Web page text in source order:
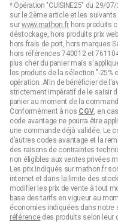
* Opération "CUISINE25" du 29/
sur le 2ème article et les suivants
sur www.mathon.frhors produits
déstockage, hors produits prix
hors frais de port, hors marques
hors références 740012 et
plus cher du panier mais
les produits de la sélection "-25%
opération. Afin de bénéficier de
strictement impératif de le saisir
panier au moment de la
Conformément à nos CGV, en
code avantage ne pourra être
une commande déjà validée. Le
d’autres codes avantage et la
des raisons de contraintes
non éligibles aux ventes privées
Les prix indiqués sur mathon.fr
internet et dans la limite des
modifier les prix de vente à tout
base des tarifs en vigueur au
économies indiquées dans
référencedes produits selon leur